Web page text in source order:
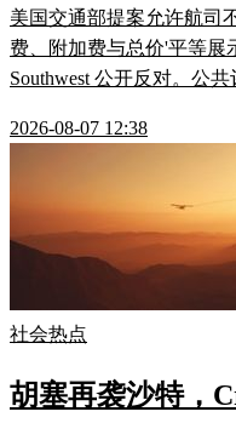
美国交通部提案允许航司
费、附加费与总价'平等展
Southwest 公开反对。公共
2026-08-07 12:38
社会热点
胡塞再袭沙特，